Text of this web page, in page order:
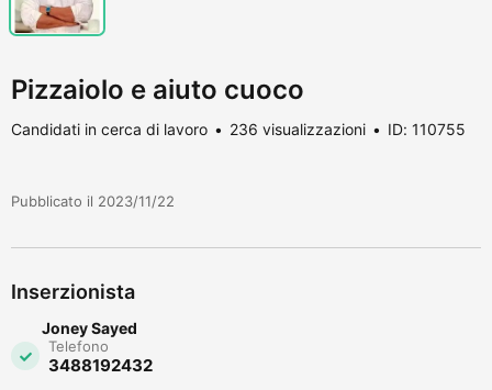
Pizzaiolo e aiuto cuoco
Candidati in cerca di lavoro 236 visualizzazioni ID: 110755
Pubblicato il 2023/11/22
Inserzionista
Joney Sayed
Telefono
3488192432